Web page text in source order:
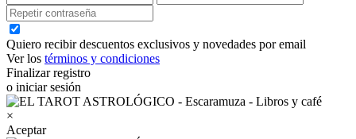
Quiero recibir descuentos exclusivos y novedades por email
Ver los términos y condiciones
Finalizar registro
o iniciar sesión
×
Aceptar